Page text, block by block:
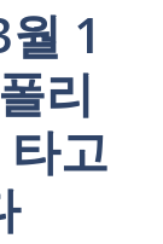
1
리
고